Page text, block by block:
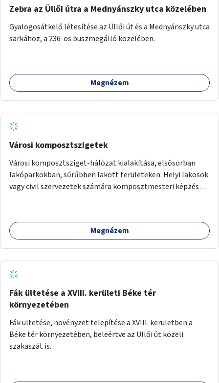
Zebra az Üllői útra a Mednyánszky utca közelében
Gyalogosátkelő létesítése az Üllői út és a Mednyánszky utca
sarkához, a 236-os buszmegálló közelében.
Megnézem
Városi komposztszigetek
Városi komposztsziget-hálózat kialakítása, elsősorban
lakóparkokban, sűrűbben lakott területeken. Helyi lakosok
vagy civil szervezetek számára komposztmesteri képzés
Megnézem
Fák ültetése a XVIII. kerületi Béke tér
környezetében
Fák ültetése, növényzet telepítése a XVIII. kerületben a
Béke tér környezetében, beleértve az Üllői út közeli
szakaszát is.